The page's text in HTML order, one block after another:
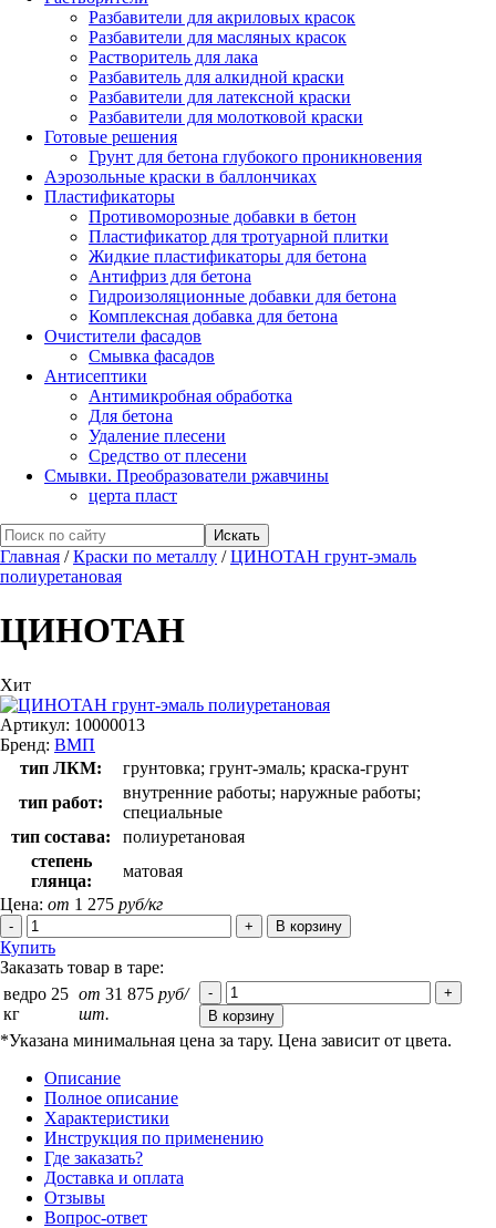
Разбавители для акриловых красок
Разбавители для масляных красок
Растворитель для лака
Разбавитель для алкидной краски
Разбавители для латексной краски
Разбавители для молотковой краски
Готовые решения
Грунт для бетона глубокого проникновения
Аэрозольные краски в баллончиках
Пластификаторы
Противоморозные добавки в бетон
Пластификатор для тротуарной плитки
Жидкие пластификаторы для бетона
Антифриз для бетона
Гидроизоляционные добавки для бетона
Комплексная добавка для бетона
Очистители фасадов
Смывка фасадов
Антисептики
Антимикробная обработка
Для бетона
Удаление плесени
Средство от плесени
Смывки. Преобразователи ржавчины
церта пласт
Главная /Краски по металлу /ЦИНОТАН грунт-эмаль
полиуретановая
ЦИНОТАН
Хит
Артикул: 10000013
Бренд: ВМП
тип ЛКМ:
грунтовка; грунт-эмаль; краска-грунт
тип работ:
внутренние работы; наружные работы;
специальные
тип состава:
полиуретановая
степень
глянца:
матовая
Цена: от 1 275 руб/кг
Купить
Заказать товар в таре:
ведро 25
кг
от 31 875 руб/
шт.
*Указана минимальная цена за тару. Цена зависит от цвета.
Описание
Полное описание
Характеристики
Инструкция по применению
Где заказать?
Доставка и оплата
Отзывы
Вопрос-ответ